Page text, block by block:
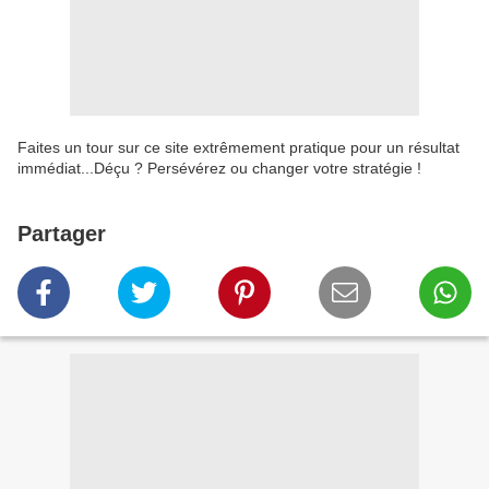
Faites un tour sur ce site extrêmement pratique pour un résultat
immédiat...Déçu ? Persévérez ou changer votre stratégie !
Partager